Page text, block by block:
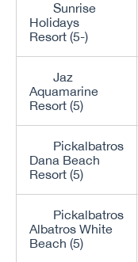
Sunrise
Holidays
Resort (5-)
Jaz
Aquamarine
Resort (5)
Pickalbatros
Dana Beach
Resort (5)
Pickalbatros
Albatros White
Beach (5)